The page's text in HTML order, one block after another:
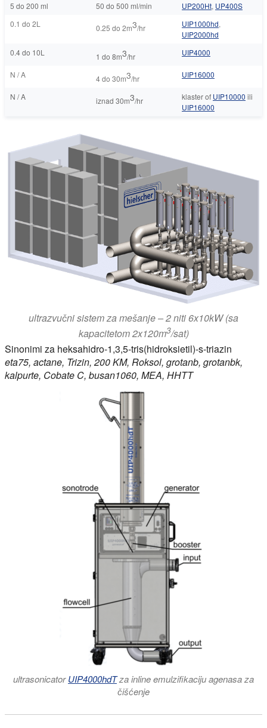
5 do 200 ml 50 do 500 ml/min UP200Ht, UP400S
0.1 do 2L
0.25 do 2m3/hr UIP1000hd,
UIP2000hd
0.4 do 10L
1 do 8m3/hr UIP4000
N / A 4 do 30m3/hr UIP16000
N / A iznad 30m3/hr klaster of UIP10000 ili
UIP16000
ultrazvučni sistem za mešanje – 2 niti 6x10kW (sa
kapacitetom 2x120m3/sat)
Sinonimi za heksahidro-1,3,5-tris(hidroksietil)-s-triazin
eta75, actane, Trizin, 200 KM, Roksol, grotanb, grotanbk,
kalpurte, Cobate C, busan1060, MEA, HHTT
ultrasonicatorUIP4000hdTza inline emulzifikaciju agenasa za
čišćenje